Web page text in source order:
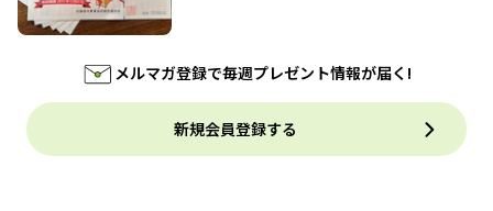
メルマガ登録で毎週プレゼント情報が届く!
新規会員登録する